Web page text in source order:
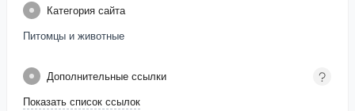
Категория сайта
Питомцы и животные
Дополнительные ссылки
Показать список ссылок